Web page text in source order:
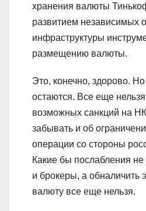
хранения валюты
развитием независимых
инфраструктуры
размещению валюты.
Это, конечно, здорово.
остаются. Все еще
возможных санкций на
забывать и об
операции со стороны
Какие бы послабления
и брокеры, а обналичить
валюту все еще нельзя.